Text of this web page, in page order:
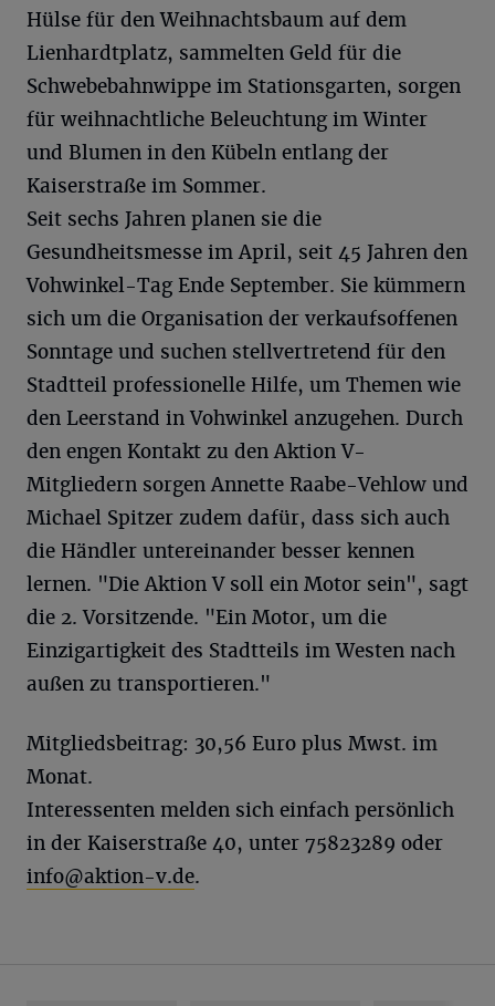
Hülse für den Weihnachtsbaum auf dem
Lienhardtplatz, sammelten Geld für die
Schwebebahnwippe im Stationsgarten, sorgen
für weihnachtliche Beleuchtung im Winter
und Blumen in den Kübeln entlang der
Kaiserstraße im Sommer.
Seit sechs Jahren planen sie die
Gesundheitsmesse im April, seit 45 Jahren den
Vohwinkel-Tag Ende September. Sie kümmern
sich um die Organisation der verkaufsoffenen
Sonntage und suchen stellvertretend für den
Stadtteil professionelle Hilfe, um Themen wie
den Leerstand in Vohwinkel anzugehen. Durch
den engen Kontakt zu den Aktion V-
Mitgliedern sorgen Annette Raabe-Vehlow und
Michael Spitzer zudem dafür, dass sich auch
die Händler untereinander besser kennen
lernen. "Die Aktion V soll ein Motor sein", sagt
die 2. Vorsitzende. "Ein Motor, um die
Einzigartigkeit des Stadtteils im Westen nach
außen zu transportieren."
Mitgliedsbeitrag: 30,56 Euro plus Mwst. im
Monat.
Interessenten melden sich einfach persönlich
in der Kaiserstraße 40, unter 75823289 oder
info@aktion-v.de.